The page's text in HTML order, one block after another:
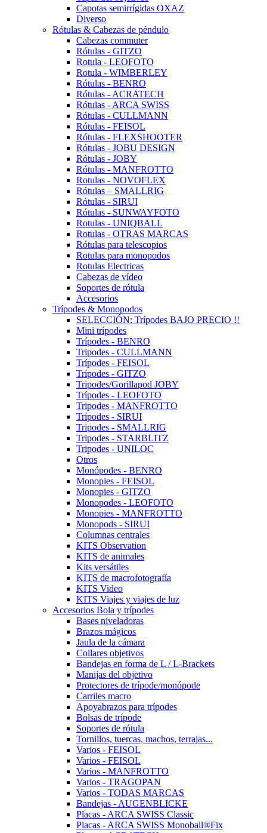
Capotas semirrígidas OXAZ
Diverso
Rótulas & Cabezas de péndulo
Cabezas commuter
Rótulas - GITZO
Rotula - LEOFOTO
Rotula - WIMBERLEY
Rótulas - BENRO
Rótulas - ACRATECH
Rótulas - ARCA SWISS
Rótulas - CULLMANN
Rótulas - FEISOL
Rótulas - FLEXSHOOTER
Rótulas - JOBU DESIGN
Rótulas - JOBY
Rótulas - MANFROTTO
Rotulas - NOVOFLEX
Rótulas – SMALLRIG
Rótulas - SIRUI
Rótulas - SUNWAYFOTO
Rotulas - UNIQBALL
Rotulas - OTRAS MARCAS
Rótulas para telescopios
Rotulas para monopodos
Rotulas Electricas
Cabezas de vídeo
Soportes de rótula
Accesorios
Trípodes & Monopodos
SELECCIÓN: Trípodes BAJO PRECIO !!
Mini trípodes
Trípodes - BENRO
Tripodes - CULLMANN
Trípodes - FEISOL
Trípodes - GITZO
Tripodes/Gorillapod JOBY
Trípodes - LEOFOTO
Tripodes - MANFROTTO
Trípodes - SIRUI
Tripodes - SMALLRIG
Tripodes - STARBLITZ
Tripodes - UNILOC
Otros
Monópodes - BENRO
Monopies - FEISOL
Monopies - GITZO
Monopodes - LEOFOTO
Monopies - MANFROTTO
Monopods - SIRUI
Columnas centrales
KITS Observation
KITS de animales
Kits versátiles
KITS de macrofotografía
KITS Video
KITS Viajes y viajes de luz
Accesorios Bola y trípodes
Bases niveladoras
Brazos mágicos
Jaula de la cámara
Collares objetivos
Bandejas en forma de L / L-Brackets
Manijas del objetivo
Protectores de trípode/monópode
Carriles macro
Apoyabrazos para trípodes
Bolsas de trípode
Soportes de rótula
Tornillos, tuercas, machos, terrajas...
Varios - FEISOL
Varios - FEISOL
Varios - MANFROTTO
Varios - TRAGOPAN
Varios - TODAS MARCAS
Bandejas - AUGENBLICKE
Placas - ARCA SWISS Classic
Placas - ARCA SWISS Monoball®Fix